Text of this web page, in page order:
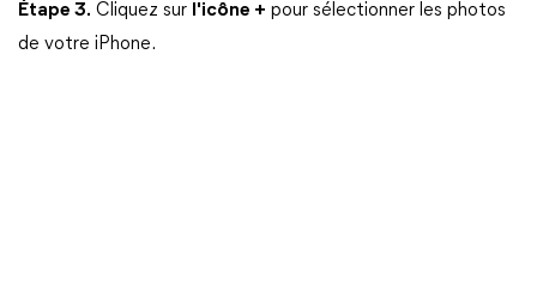
Étape 3. Cliquez sur l'icône + pour sélectionner les photos
de votre iPhone.